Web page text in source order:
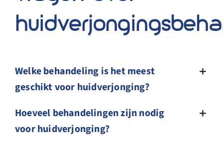
Welke behandeling is het meest
geschikt voor huidverjonging?
Hoeveel behandelingen zijn nodig
voor huidverjonging?